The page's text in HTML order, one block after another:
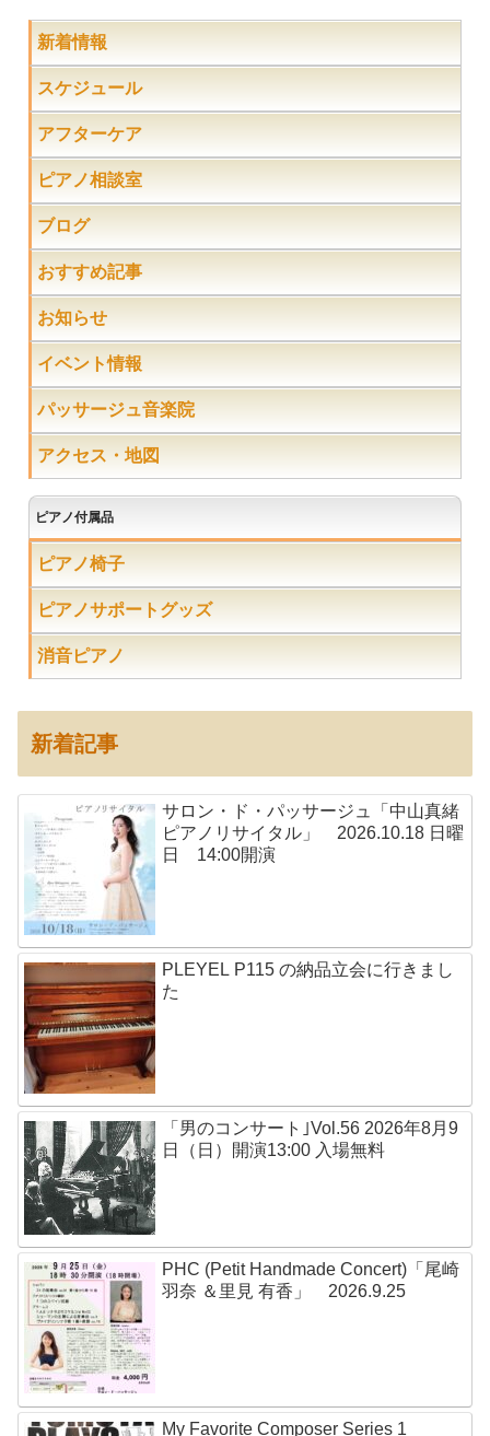
新着情報
スケジュール
アフターケア
ピアノ相談室
ブログ
おすすめ記事
お知らせ
イベント情報
パッサージュ音楽院
アクセス・地図
ピアノ付属品
ピアノ椅子
ピアノサポートグッズ
消音ピアノ
新着記事
サロン・ド・パッサージュ「中山真緒
ピアノリサイタル」 2026.10.18 日曜
日 14:00開演
PLEYEL P115 の納品立会に行きまし
た
「男のコンサート｣Vol.56 2026年8月9
日（日）開演13:00 入場無料
PHC (Petit Handmade Concert)「尾崎
羽奈 ＆里見 有香」 2026.9.25
My Favorite Composer Series 1